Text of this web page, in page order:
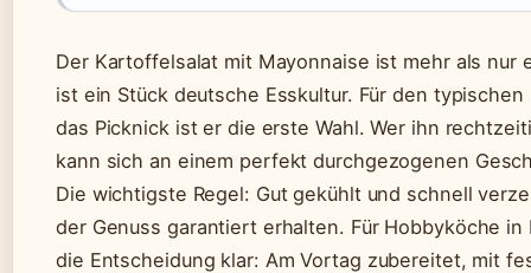
Der Kartoffelsalat mit Mayonnaise ist mehr als nur
ist ein Stück deutsche Esskultur. Für den typischen
das Picknick ist er die erste Wahl. Wer ihn
kann sich an einem perfekt durchgezogenen
Die wichtigste Regel: Gut gekühlt und schnell
der Genuss garantiert erhalten. Für Hobbyköche in
die Entscheidung klar: Am Vortag zubereitet, mit